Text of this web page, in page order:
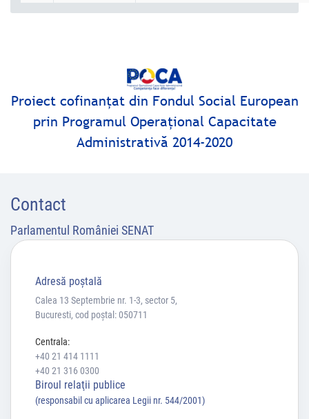
Proiect cofinanţat din Fondul Social European
prin Programul Operaţional Capacitate
Administrativă 2014-2020
Contact
Parlamentul României SENAT
Adresă poştală
Calea 13 Septembrie nr. 1-3, sector 5,
Bucuresti, cod poștal: 050711
Centrala:
+40 21 414 1111
+40 21 316 0300
Biroul relaţii publice
(responsabil cu aplicarea Legii nr. 544/2001)